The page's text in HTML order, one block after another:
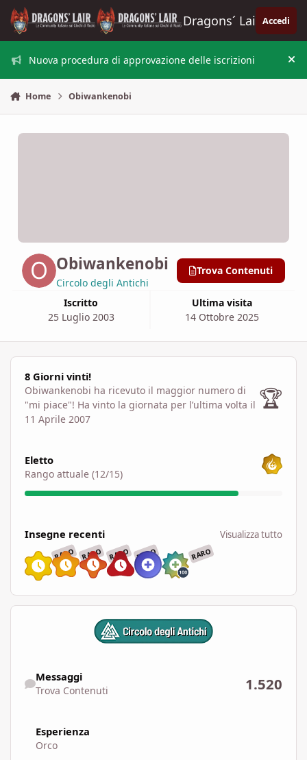
Vai al contenuto
Dragons´ Lair Accedi
Nuova procedura di approvazione delle iscrizioni
Home Obiwankenobi
Obiwankenobi
Circolo degli Antichi
Iscritto
25 Luglio 2003
Ultima visita
14 Ottobre 2025
Trova Contenuti
8 Giorni vinti!
8 Giorni vinti!
Obiwankenobi ha ricevuto il maggior numero di
"mi piace"! Ha vinto la giornata per l’ultima volta il
11 Aprile 2007
🏆
Eletto
Rango attuale (12/15)
Insegne recenti Visualizza tutto
RARO RARO RARO RARO RARO
Messaggi
Trova Contenuti 1.520
Esperienza
Orco